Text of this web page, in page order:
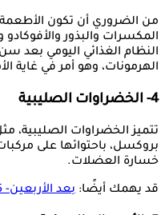
من الضروري أن تكون الأطعمة
المكسرات والبذور
النظام الغذائي اليومي بعد
الهرمونات، وهو أمر في غاية
4- الخضراوات الصليبية
تتميز الخضراوات الصليبية،
بروكسل، باحتوائها على
خسارة العضلات.
قد يهمك أيضًا: بعد الأربعين- 5 نصائح للحفاظ على العضلات